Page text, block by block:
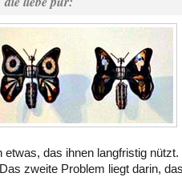
etwas, das ihnen langfristig
zweite Problem liegt darin,